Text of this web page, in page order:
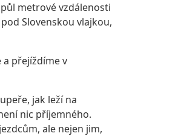
metrové vzdálenosti
Slovenskou vlajkou,
a přejíždíme v
jak leží na
nic příjemného.
ale nejen jim,